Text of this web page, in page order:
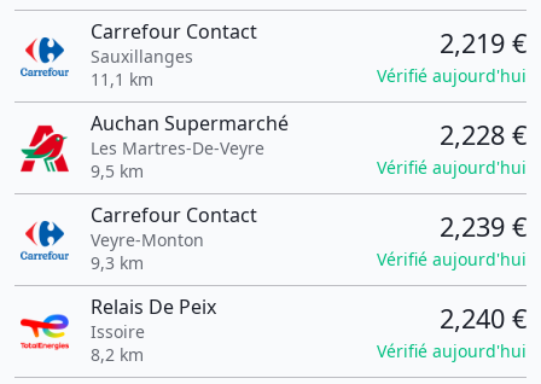
Carrefour Contact
Sauxillanges
11,1 km
2,219 €
Vérifié aujourd'hui
Auchan Supermarché
Les Martres-De-Veyre
9,5 km
2,228 €
Vérifié aujourd'hui
Carrefour Contact
Veyre-Monton
9,3 km
2,239 €
Vérifié aujourd'hui
Relais De Peix
Issoire
8,2 km
2,240 €
Vérifié aujourd'hui